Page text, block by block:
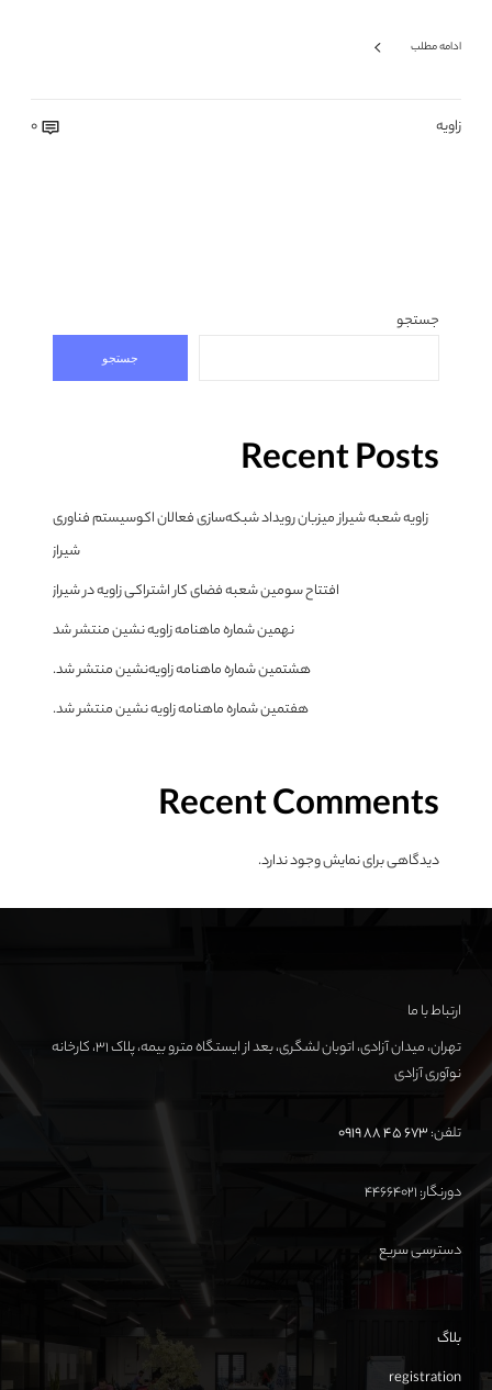
ادامه مطلب
زاویه 0
جستجو
جستجو
Recent Posts
زاویه شعبه شیراز میزبان رویداد شبکه‌سازی فعالان اکوسیستم فناوری
شیراز
افتتاح سومین شعبه فضای کار اشتراکی زاویه در شیراز
نهمین شماره ماهنامه زاویه نشین منتشر شد
هشتمین شماره ماهنامه زاویه‌نشین منتشر شد.
هفتمین شماره ماهنامه زاویه نشین منتشر شد.
Recent Comments
دیدگاهی برای نمایش وجود ندارد.
ارتباط با ما
تهران، میدان آزادی، اتوبان لشگری، بعد از ایستگاه مترو بیمه، پلاک ۳۱، کارخانه
نوآوری آزادی
تلفن:673 45 88 0919
دورنگار: ۴۴۶۶۴۰۲۱
دسترسی سریع
بلاگ
registration